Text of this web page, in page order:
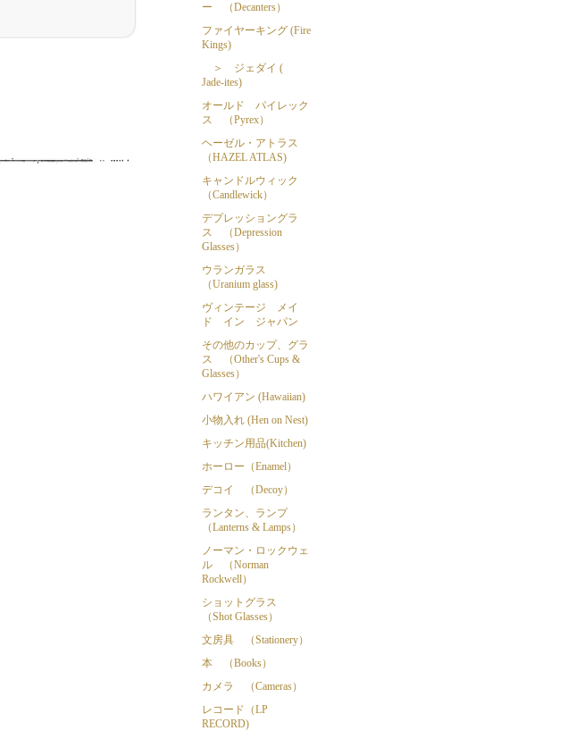
ー （Decanters）
ファイヤーキング (Fire
Kings)
＞ ジェダイ (
Jade-ites)
オールド パイレック
ス （Pyrex）
ヘーゼル・アトラス
（HAZEL ATLAS)
キャンドルウィック
（Candlewick）
デプレッショングラ
ス （Depression
Glasses）
ウランガラス
（Uranium glass)
ヴィンテージ メイ
ド イン ジャパン
その他のカップ、グラ
ス （Other's Cups &
Glasses）
ハワイアン (Hawaiian)
小物入れ (Hen on Nest)
キッチン用品(Kitchen)
ホーロー（Enamel）
デコイ （Decoy）
ランタン、ランプ
（Lanterns & Lamps）
ノーマン・ロックウェ
ル （Norman
Rockwell）
ショットグラス
（Shot Glasses）
文房具 （Stationery）
本 （Books）
カメラ （Cameras）
レコード（LP
RECORD)